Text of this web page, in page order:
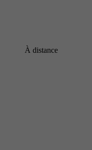
À distance